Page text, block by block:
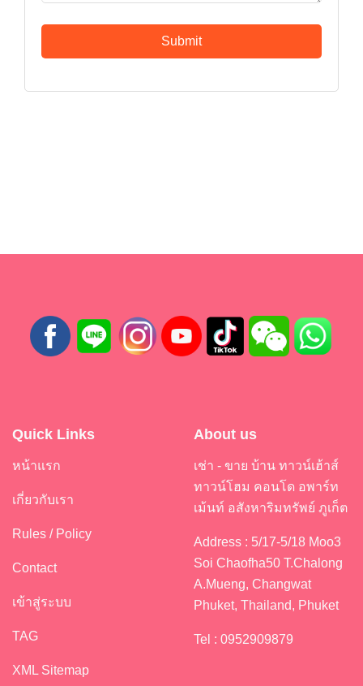
Quick Links
หน้าแรก
เกี่ยวกับเรา
Rules / Policy
Contact
เข้าสู่ระบบ
TAG
XML Sitemap
About us
เช่า - ขาย บ้าน ทาวน์เฮ้าส์
ทาวน์โฮม คอนโด อพาร์ท
เม้นท์ อสังหาริมทรัพย์ ภูเก็ต
Address : 5/17-5/18 Moo3
Soi Chaofha50 T.Chalong
A.Mueng, Changwat
Phuket, Thailand, Phuket
Tel : 0952909879